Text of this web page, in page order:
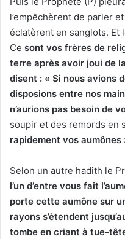
l’empêchèrent de parler
éclatèrent en sanglots. Et
Ce sont vos frères de
terre après avoir joui de
disent : « Si nous avions
disposions entre nos
n’aurions pas besoin de
soupir et des remords en
rapidement vos aumônes
Selon un autre hadith le
l’un d’entre vous fait l’
porte cette aumône sur
rayons s’étendent
tombe en criant à tue-